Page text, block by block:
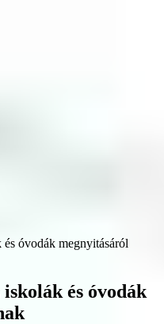
óvodák megnyitásáról
és óvodák